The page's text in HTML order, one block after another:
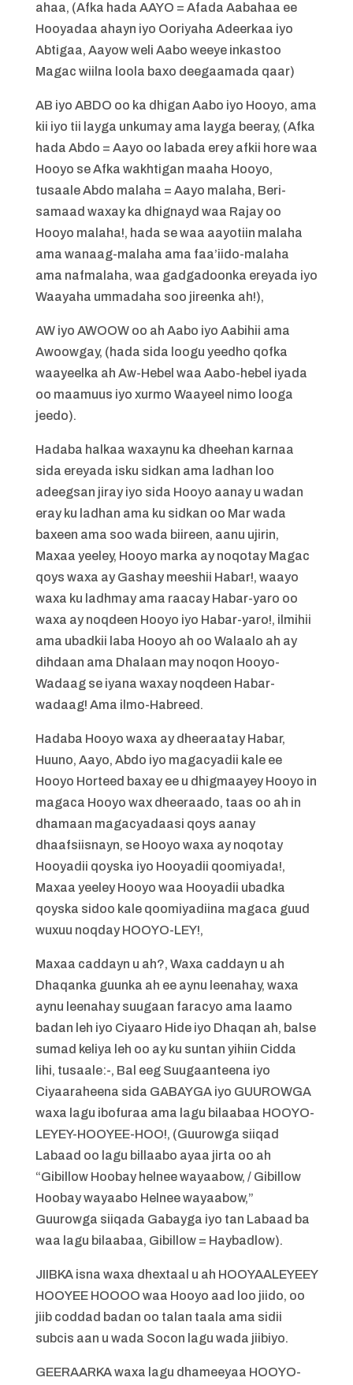
ahaa, (Afka hada AAYO = Afada Aabahaa ee
Hooyadaa ahayn iyo Ooriyaha Adeerkaa iyo
Abtigaa, Aayow weli Aabo weeye inkastoo
Magac wiilna loola baxo deegaamada qaar)
AB iyo ABDO oo ka dhigan Aabo iyo Hooyo, ama
kii iyo tii layga unkumay ama layga beeray, (Afka
hada Abdo = Aayo oo labada erey afkii hore waa
Hooyo se Afka wakhtigan maaha Hooyo,
tusaale Abdo malaha = Aayo malaha, Beri-
samaad waxay ka dhignayd waa Rajay oo
Hooyo malaha!, hada se waa aayotiin malaha
ama wanaag-malaha ama faa’iido-malaha
ama nafmalaha, waa gadgadoonka ereyada iyo
Waayaha ummadaha soo jireenka ah!),
AW iyo AWOOW oo ah Aabo iyo Aabihii ama
Awoowgay, (hada sida loogu yeedho qofka
waayeelka ah Aw-Hebel waa Aabo-hebel iyada
oo maamuus iyo xurmo Waayeel nimo looga
jeedo).
Hadaba halkaa waxaynu ka dheehan karnaa
sida ereyada isku sidkan ama ladhan loo
adeegsan jiray iyo sida Hooyo aanay u wadan
eray ku ladhan ama ku sidkan oo Mar wada
baxeen ama soo wada biireen, aanu ujirin,
Maxaa yeeley, Hooyo marka ay noqotay Magac
qoys waxa ay Gashay meeshii Habar!, waayo
waxa ku ladhmay ama raacay Habar-yaro oo
waxa ay noqdeen Hooyo iyo Habar-yaro!, ilmihii
ama ubadkii laba Hooyo ah oo Walaalo ah ay
dihdaan ama Dhalaan may noqon Hooyo-
Wadaag se iyana waxay noqdeen Habar-
wadaag! Ama ilmo-Habreed.
Hadaba Hooyo waxa ay dheeraatay Habar,
Huuno, Aayo, Abdo iyo magacyadii kale ee
Hooyo Horteed baxay ee u dhigmaayey Hooyo in
magaca Hooyo wax dheeraado, taas oo ah in
dhamaan magacyadaasi qoys aanay
dhaafsiisnayn, se Hooyo waxa ay noqotay
Hooyadii qoyska iyo Hooyadii qoomiyada!,
Maxaa yeeley Hooyo waa Hooyadii ubadka
qoyska sidoo kale qoomiyadiina magaca guud
wuxuu noqday HOOYO-LEY!,
Maxaa caddayn u ah?, Waxa caddayn u ah
Dhaqanka guunka ah ee aynu leenahay, waxa
aynu leenahay suugaan faracyo ama laamo
badan leh iyo Ciyaaro Hide iyo Dhaqan ah, balse
sumad keliya leh oo ay ku suntan yihiin Cidda
lihi, tusaale:-, Bal eeg Suugaanteena iyo
Ciyaaraheena sida GABAYGA iyo GUUROWGA
waxa lagu ibofuraa ama lagu bilaabaa HOOYO-
LEYEY-HOOYEE-HOO!, (Guurowga siiqad
Labaad oo lagu billaabo ayaa jirta oo ah
“Gibillow Hoobay helnee wayaabow, / Gibillow
Hoobay wayaabo Helnee wayaabow,”
Guurowga siiqada Gabayga iyo tan Labaad ba
waa lagu bilaabaa, Gibillow = Haybadlow).
JIIBKA isna waxa dhextaal u ah HOOYAALEYEEY
HOOYEE HOOOO waa Hooyo aad loo jiido, oo
jiib coddad badan oo talan taala ama sidii
subcis aan u wada Socon lagu wada jiibiyo.
GEERAARKA waxa lagu dhameeyaa HOOYO-